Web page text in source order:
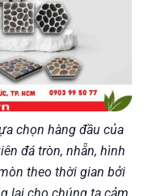
chọn hàng đầu của
đá tròn, nhẵn, hình
theo thời gian bởi